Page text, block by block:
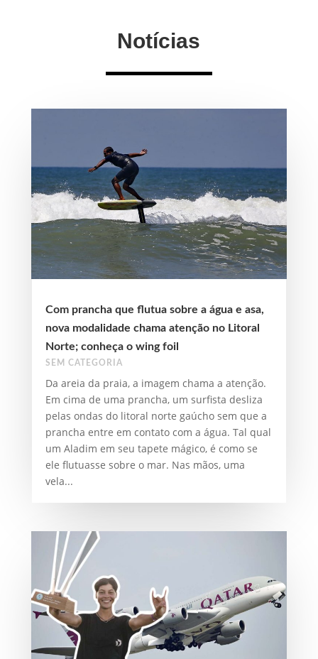
Notícias
Com prancha que flutua sobre a água e asa,
nova modalidade chama atenção no Litoral
Norte; conheça o wing foil
SEM CATEGORIA
Da areia da praia, a imagem chama a atenção.
Em cima de uma prancha, um surfista desliza
pelas ondas do litoral norte gaúcho sem que a
prancha entre em contato com a água. Tal qual
um Aladim em seu tapete mágico, é como se
ele flutuasse sobre o mar. Nas mãos, uma
vela...